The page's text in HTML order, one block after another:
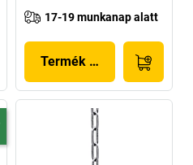
17-19 munkanap alatt
Termék megjelenítése